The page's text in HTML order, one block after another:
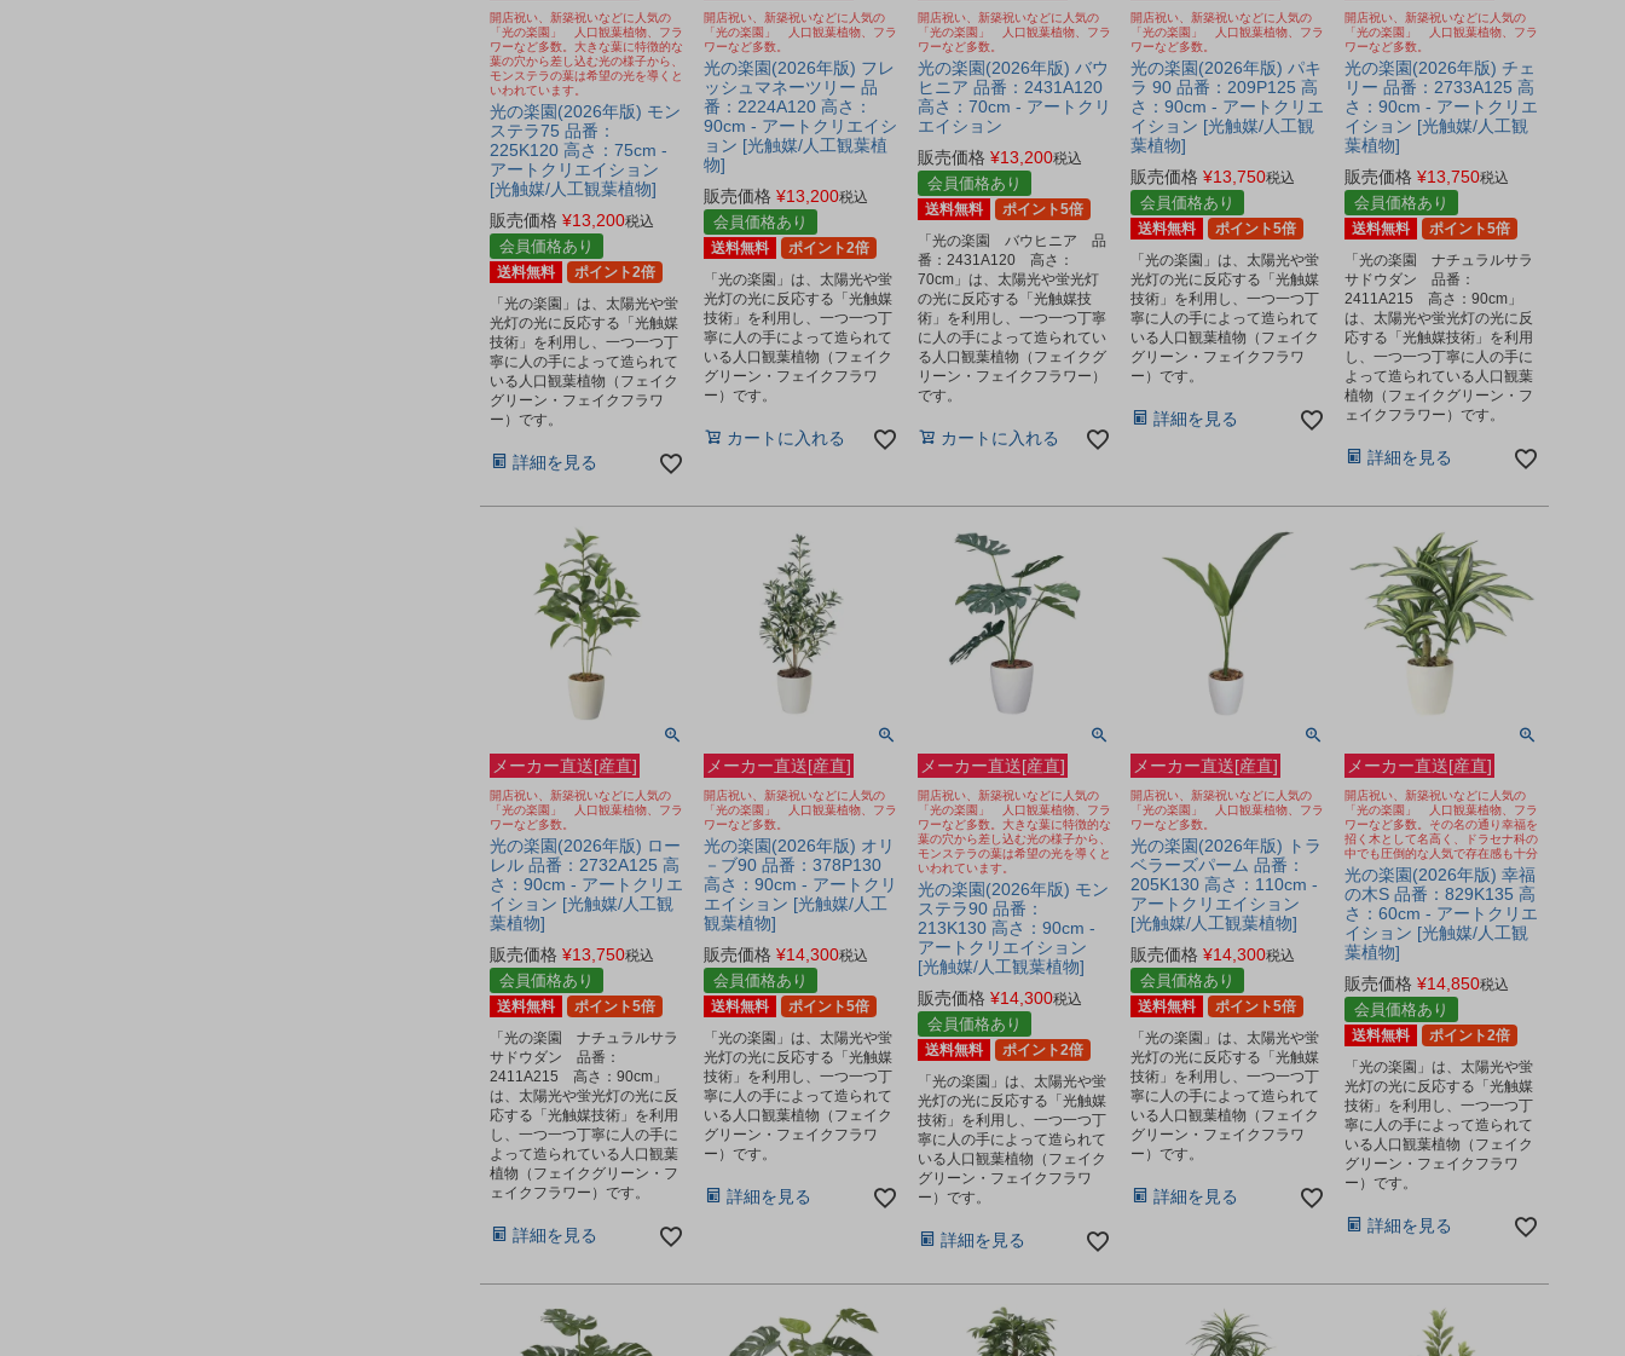
開店祝い、新築祝いなどに人気の
「光の楽園」 人口観葉植物、フラ
ワーなど多数。大きな葉に特徴的な
葉の穴から差し込む光の様子から、
モンステラの葉は希望の光を導くと
いわれています。
光の楽園(2026年版) モン
ステラ75 品番：
225K120 高さ：75cm -
アートクリエイション
[光触媒/人工観葉植物]
販売価格 ¥13,200税込
会員価格あり
送料無料
ポイント2倍
「光の楽園」は、太陽光や蛍
光灯の光に反応する「光触媒
技術」を利用し、一つ一つ丁
寧に人の手によって造られて
いる人口観葉植物（フェイク
グリーン・フェイクフラワ
ー）です。
詳細を見る
開店祝い、新築祝いなどに人気の
「光の楽園」 人口観葉植物、フラ
ワーなど多数。
光の楽園(2026年版) フレ
ッシュマネーツリー 品
番：2224A120 高さ：
90cm - アートクリエイシ
ョン [光触媒/人工観葉植
物]
販売価格 ¥13,200税込
会員価格あり
送料無料
ポイント2倍
「光の楽園」は、太陽光や蛍
光灯の光に反応する「光触媒
技術」を利用し、一つ一つ丁
寧に人の手によって造られて
いる人口観葉植物（フェイク
グリーン・フェイクフラワ
ー）です。
カートに入れる
開店祝い、新築祝いなどに人気の
「光の楽園」 人口観葉植物、フラ
ワーなど多数。
光の楽園(2026年版) バウ
ヒニア 品番：2431A120
高さ：70cm - アートクリ
エイション
販売価格 ¥13,200税込
会員価格あり
送料無料
ポイント5倍
「光の楽園 バウヒニア 品
番：2431A120 高さ：
70cm」は、太陽光や蛍光灯
の光に反応する「光触媒技
術」を利用し、一つ一つ丁寧
に人の手によって造られてい
る人口観葉植物（フェイクグ
リーン・フェイクフラワー）
です。
カートに入れる
開店祝い、新築祝いなどに人気の
「光の楽園」 人口観葉植物、フラ
ワーなど多数。
光の楽園(2026年版) パキ
ラ 90 品番：209P125 高
さ：90cm - アートクリエ
イション [光触媒/人工観
葉植物]
販売価格 ¥13,750税込
会員価格あり
送料無料
ポイント5倍
「光の楽園」は、太陽光や蛍
光灯の光に反応する「光触媒
技術」を利用し、一つ一つ丁
寧に人の手によって造られて
いる人口観葉植物（フェイク
グリーン・フェイクフラワ
ー）です。
詳細を見る
開店祝い、新築祝いなどに人気の
「光の楽園」 人口観葉植物、フラ
ワーなど多数。
光の楽園(2026年版) チェ
リー 品番：2733A125 高
さ：90cm - アートクリエ
イション [光触媒/人工観
葉植物]
販売価格 ¥13,750税込
会員価格あり
送料無料
ポイント5倍
「光の楽園 ナチュラルサラ
サドウダン 品番：
2411A215 高さ：90cm」
は、太陽光や蛍光灯の光に反
応する「光触媒技術」を利用
し、一つ一つ丁寧に人の手に
よって造られている人口観葉
植物（フェイクグリーン・フ
ェイクフラワー）です。
詳細を見る
メーカー直送[産直]
開店祝い、新築祝いなどに人気の
「光の楽園」 人口観葉植物、フラ
ワーなど多数。
光の楽園(2026年版) ロー
レル 品番：2732A125 高
さ：90cm - アートクリエ
イション [光触媒/人工観
葉植物]
販売価格 ¥13,750税込
会員価格あり
送料無料
ポイント5倍
「光の楽園 ナチュラルサラ
サドウダン 品番：
2411A215 高さ：90cm」
は、太陽光や蛍光灯の光に反
応する「光触媒技術」を利用
し、一つ一つ丁寧に人の手に
よって造られている人口観葉
植物（フェイクグリーン・フ
ェイクフラワー）です。
詳細を見る
メーカー直送[産直]
開店祝い、新築祝いなどに人気の
「光の楽園」 人口観葉植物、フラ
ワーなど多数。
光の楽園(2026年版) オリ
－ブ90 品番：378P130
高さ：90cm - アートクリ
エイション [光触媒/人工
観葉植物]
販売価格 ¥14,300税込
会員価格あり
送料無料
ポイント5倍
「光の楽園」は、太陽光や蛍
光灯の光に反応する「光触媒
技術」を利用し、一つ一つ丁
寧に人の手によって造られて
いる人口観葉植物（フェイク
グリーン・フェイクフラワ
ー）です。
詳細を見る
メーカー直送[産直]
開店祝い、新築祝いなどに人気の
「光の楽園」 人口観葉植物、フラ
ワーなど多数。大きな葉に特徴的な
葉の穴から差し込む光の様子から、
モンステラの葉は希望の光を導くと
いわれています。
光の楽園(2026年版) モン
ステラ90 品番：
213K130 高さ：90cm -
アートクリエイション
[光触媒/人工観葉植物]
販売価格 ¥14,300税込
会員価格あり
送料無料
ポイント2倍
「光の楽園」は、太陽光や蛍
光灯の光に反応する「光触媒
技術」を利用し、一つ一つ丁
寧に人の手によって造られて
いる人口観葉植物（フェイク
グリーン・フェイクフラワ
ー）です。
詳細を見る
メーカー直送[産直]
開店祝い、新築祝いなどに人気の
「光の楽園」 人口観葉植物、フラ
ワーなど多数。
光の楽園(2026年版) トラ
ベラーズパーム 品番：
205K130 高さ：110cm -
アートクリエイション
[光触媒/人工観葉植物]
販売価格 ¥14,300税込
会員価格あり
送料無料
ポイント5倍
「光の楽園」は、太陽光や蛍
光灯の光に反応する「光触媒
技術」を利用し、一つ一つ丁
寧に人の手によって造られて
いる人口観葉植物（フェイク
グリーン・フェイクフラワ
ー）です。
詳細を見る
メーカー直送[産直]
開店祝い、新築祝いなどに人気の
「光の楽園」 人口観葉植物、フラ
ワーなど多数。その名の通り幸福を
招く木として名高く、ドラセナ科の
中でも圧倒的な人気で存在感も十分
光の楽園(2026年版) 幸福
の木S 品番：829K135 高
さ：60cm - アートクリエ
イション [光触媒/人工観
葉植物]
販売価格 ¥14,850税込
会員価格あり
送料無料
ポイント2倍
「光の楽園」は、太陽光や蛍
光灯の光に反応する「光触媒
技術」を利用し、一つ一つ丁
寧に人の手によって造られて
いる人口観葉植物（フェイク
グリーン・フェイクフラワ
ー）です。
詳細を見る